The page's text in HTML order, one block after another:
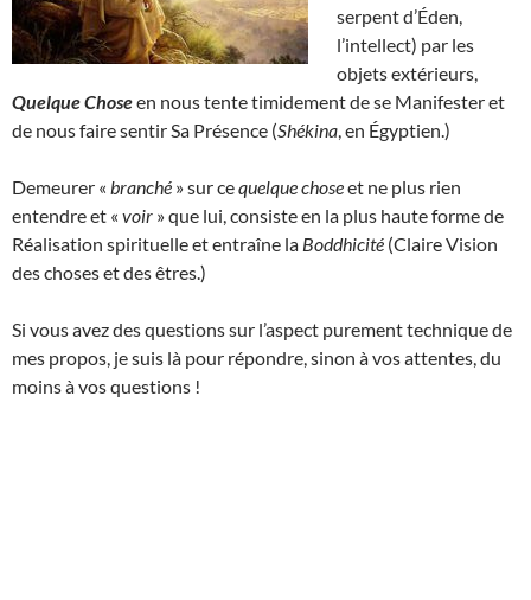
serpent d’Éden,
l’intellect) par les
objets extérieurs,
Quelque Choseen nous tente timidement de se Manifester et
de nous faire sentir Sa Présence (Shékina , en Égyptien.)
Demeurer « branché » sur cequelque choseet ne plus rien
entendre et « voir » que lui, consiste en la plus haute forme de
Réalisation spirituelle et entraîne la Boddhicité (Claire Vision
des choses et des êtres.)
Si vous avez des questions sur l’aspect purement technique de
mes propos, je suis là pour répondre, sinon à vos attentes, du
moins à vos questions !